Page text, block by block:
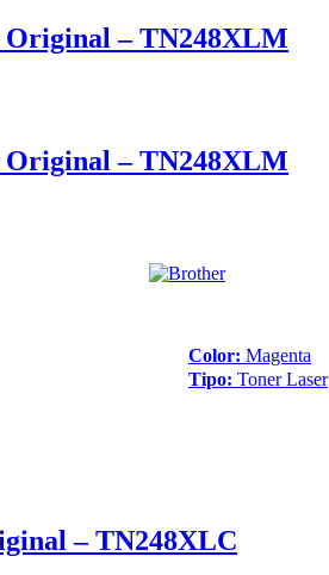
Original – TN248XLM
Original – TN248XLM
Color: Magenta
Tipo: Toner Laser
– TN248XLC